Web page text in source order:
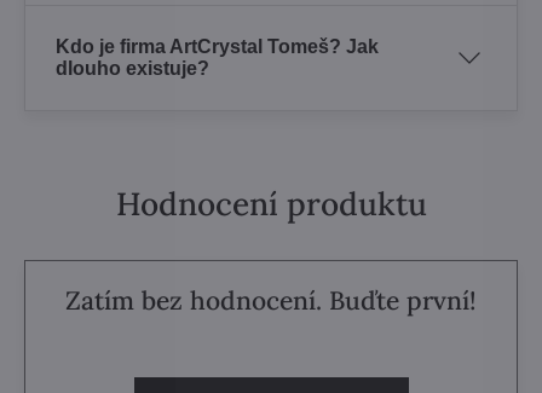
Kdo je firma ArtCrystal Tomeš? Jak
dlouho existuje?
Hodnocení produktu
Zatím bez hodnocení. Buďte první!